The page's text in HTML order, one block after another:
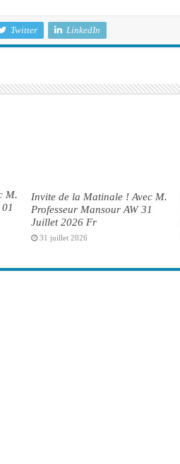
Twitter LinkedIn
M.
Invite de la Matinale ! Avec M.
Professeur Mansour AW 31
Juillet 2026 Fr
31 juillet 2026